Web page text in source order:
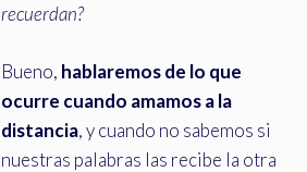
recuerdan?
Bueno, hablaremos de lo que
ocurre cuando amamos a la
distancia, y cuando no sabemos si
nuestras palabras las recibe la otra